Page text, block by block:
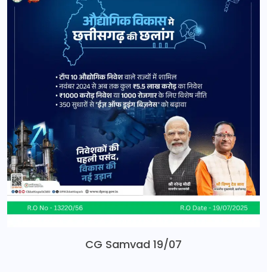
CG Samvad 19/07